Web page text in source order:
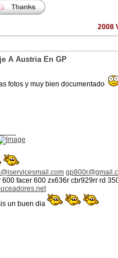
2008
A Austria En GP
fotos y muy bien documentado
600 facer 600 zx636r cbr929rr rd
un buen dia